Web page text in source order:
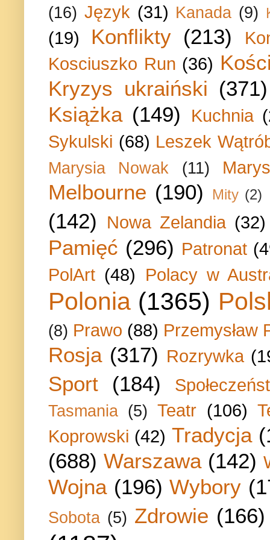
(16) Język (31) Kanada (9)
(19) Konflikty (213)
Kosciuszko Run (36)
Kryzys ukraiński (371)
Książka (149) Kuchnia
Sykulski (68) Leszek
Marysia Nowak (11)
Melbourne (190) Mity (2)
(142) Nowa Zelandia (32)
Pamięć (296) Patronat
PolArt (48) Polacy w
Polonia (1365)
(8) Prawo (88) Przemysław
Rosja (317) Rozrywka
Sport (184)
Tasmania (5) Teatr (106)
Koprowski (42) Tradycja
(688) Warszawa (142)
Wojna (196) Wybory
Sobota (5) Zdrowie (166)